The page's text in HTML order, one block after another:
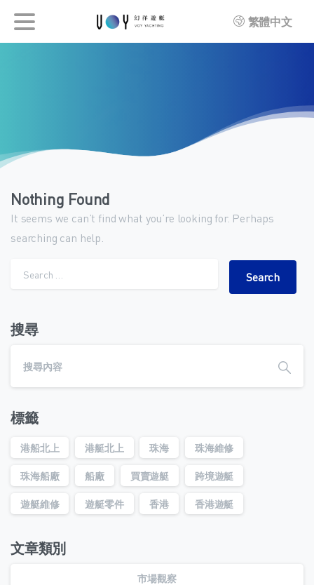
繁體中文
Nothing Found
It seems we can’t find what you’re looking for. Perhaps
searching can help.
搜尋
標籤
港船北上 港艇北上 珠海 珠海維修
珠海船廠 船廠 買賣遊艇 跨境遊艇
遊艇維修 遊艇零件 香港 香港遊艇
文章類別
市場觀察